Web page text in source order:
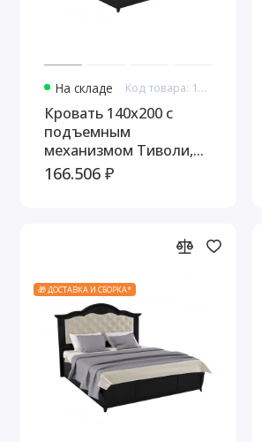
На складе Код товара: 10842
Кровать 140x200 с
подъемным
механизмом Тиволи,
Черный
166.506 ₽
🎁 ДОСТАВКА И СБОРКА*